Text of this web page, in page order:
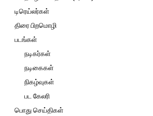
டிரெய்லர்கள்
திரை பிறமொழி
படங்கள்
நடிகர்கள்
நடிகைகள்
நிகழ்வுகள்
பட கேலரி
பொது செய்திகள்